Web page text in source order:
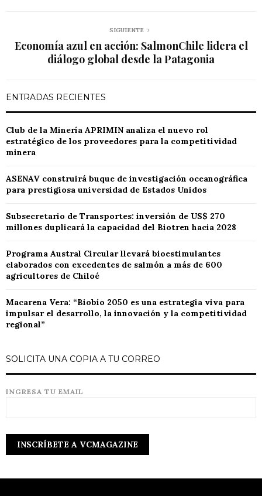
SIGUIENTE
Economía azul en acción: SalmonChile lidera el
diálogo global desde la Patagonia
ENTRADAS RECIENTES
Club de la Minería APRIMIN analiza el nuevo rol
estratégico de los proveedores para la competitividad
minera
ASENAV construirá buque de investigación oceanográfica
para prestigiosa universidad de Estados Unidos
Subsecretario de Transportes: inversión de US$ 270
millones duplicará la capacidad del Biotren hacia 2028
Programa Austral Circular llevará bioestimulantes
elaborados con excedentes de salmón a más de 600
agricultores de Chiloé
Macarena Vera: “Biobío 2050 es una estrategia viva para
impulsar el desarrollo, la innovación y la competitividad
regional”
SOLICITA UNA COPIA A TU CORREO
INGRESA TU EMAIL